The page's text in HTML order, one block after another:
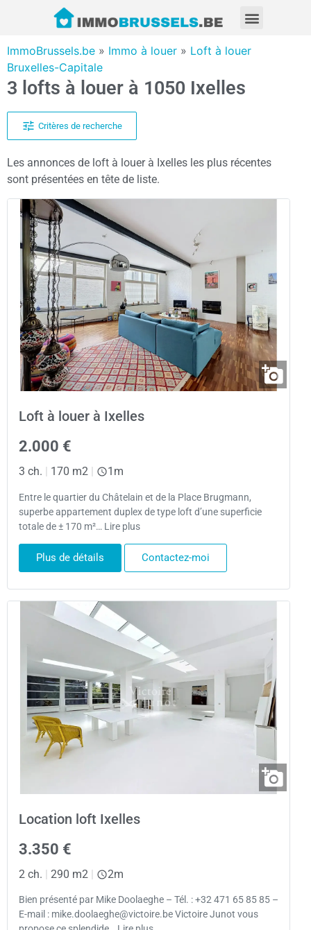
ImmoBrussels.be » Immo à louer » Loft à louer
Bruxelles-Capitale
3 lofts à louer à 1050 Ixelles
Critères de recherche
Les annonces de loft à louer à Ixelles les plus récentes
sont présentées en tête de liste.
Loft à louer à Ixelles
2.000 €
3 ch. 170 m2 1m
Entre le quartier du Châtelain et de la Place Brugmann,
superbe appartement duplex de type loft d’une superficie
totale de ± 170 m²… Lire plus
Plus de détails Contactez-moi
Location loft Ixelles
3.350 €
2 ch. | 290 m2 | 2m
Bien présenté par Mike Doolaeghe – Tél. : +32 471 65 85 85 –
E-mail : mike.doolaeghe@victoire.be Victoire Junot vous